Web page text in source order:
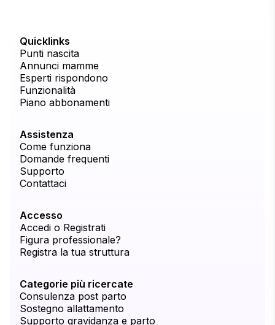
Quicklinks
Punti nascita
Annunci mamme
Esperti rispondono
Funzionalità
Piano abbonamenti
Assistenza
Come funziona
Domande frequenti
Supporto
Contattaci
Accesso
Accedi o Registrati
Figura professionale?
Registra la tua struttura
Categorie più ricercate
Consulenza post parto
Sostegno allattamento
Supporto gravidanza e parto